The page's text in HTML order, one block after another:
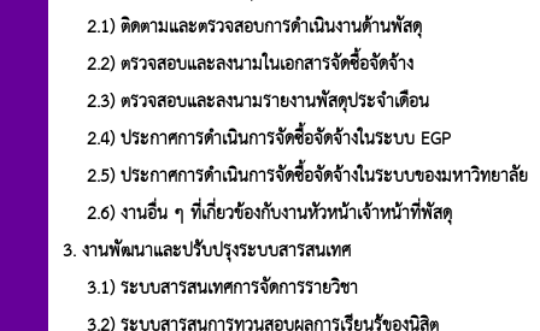
2.1) ติดตามและตรวจสอบการดำเนินงานด้านพัสดุ
2.2) ตรวจสอบและลงนามในเอกสารจัดซื้อจัดจ้าง
2.3) ตรวจสอบและลงนามรายงานพัสดุประจำเดือน
2.4) ประกาศการดำเนินการจัดซื้อจัดจ้างในระบบ EGP
2.5) ประกาศการดำเนินการจัดซื้อจัดจ้างในระบบของมหาวิทยาลัย
2.6) งานอื่น ๆ ที่เกี่ยวข้องกับงานหัวหน้าเจ้าหน้าที่พัสดุ
3. งานพัฒนาและปรับปรุงระบบสารสนเทศ
3.1) ระบบสารสนเทศการจัดการรายวิชา